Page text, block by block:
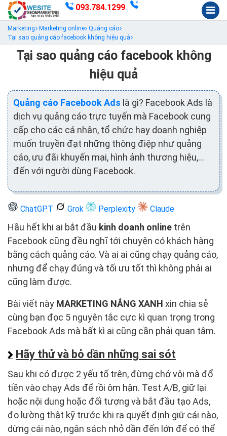
093.784.1299
Marketing Marketing online Quảng cáo
Tại sao quảng cáo facebook không hiệu quả
Tại sao quảng cáo facebook không
hiệu quả
Quảng cáo Facebook Ads là gì? Facebook Ads là
dịch vụ quảng cáo trực tuyến mà Facebook cung
cấp cho các cá nhân, tổ chức hay doanh nghiệp
muốn truyền đạt những thông điệp như quảng
cáo, ưu đãi khuyến mại, hình ảnh thương hiệu,…
đến với người dùng Facebook.
ChatGPT Grok Perplexity Claude
Hầu hết khi ai bắt đầu kinh doanh online trên
Facebook cũng đều nghĩ tới chuyện có khách hàng
bằng cách quảng cáo. Và ai ai cũng chạy quảng cáo,
nhưng để chạy đúng và tối ưu tốt thì không phải ai
cũng làm được.
Bài viết này MARKETING NẮNG XANH xin chia sẻ
cùng bạn đọc 5 nguyên tắc cực kì quan trọng trong
Facebook Ads mà bất kì ai cũng cần phải quan tâm.
Hãy thử và bỏ dần những sai sót
Sau khi có được 2 yếu tố trên, đừng chớ vội mà đổ
tiền vào chạy Ads để rồi ôm hận. Test A/B, giữ lại
hoặc nội dung hoặc đối tượng và bắt đầu tạo Ads,
đo lường thật kỹ trước khi ra quyết định giữ cái nào,
dừng cái nào, ngân sách nhỏ dần đến lớn để có thể